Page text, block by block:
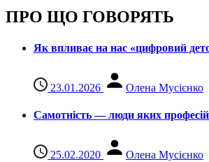
ПРО ЩО ГОВОРЯТЬ
Як впливає на нас «цифровий
23.01.2026 Олена Мусієнко
Самотність — люди яких професій
25.02.2020 Олена Мусієнко